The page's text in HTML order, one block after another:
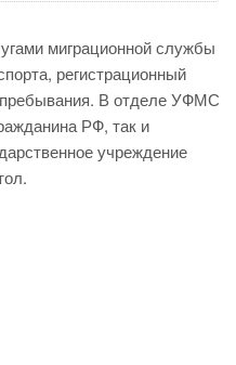
миграционной службы
регистрационный
пребывания. В отделе УФМС
РФ, так и
учреждение